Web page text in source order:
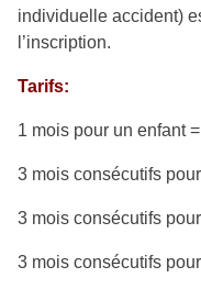
individuelle accident)
l’inscription.
Tarifs:
1 mois pour un enfant
3 mois consécutifs
3 mois consécutifs
3 mois consécutifs